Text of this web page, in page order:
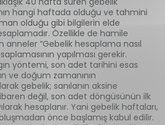
hangi haftada olduğu ve tahmini
olduğu gibi bilgilerin elde
Özellikle de hamile
“Gebelik hesaplama nasıl
yapılması gerekir.
yöntemi, son adet tarihini esas
ve doğum zamanının
gebelik; sanılanın aksine
değil, son adet döngüsünün ilk
hesaplanır. Yani gebelik haftaları,
önce başlamış kabul edilir.